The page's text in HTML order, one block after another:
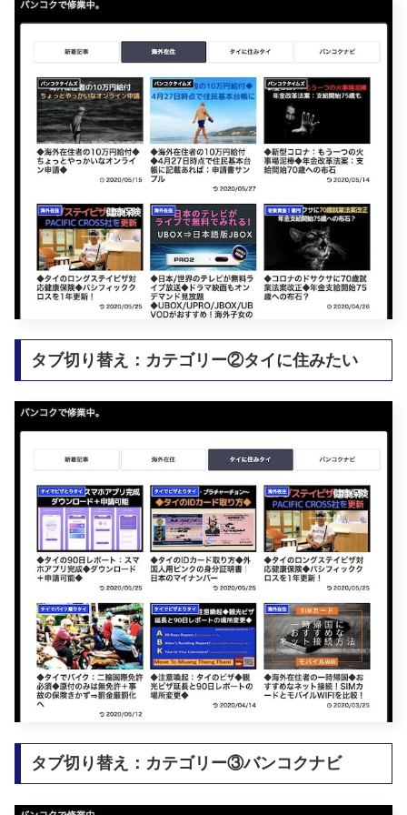
タブ切り替え：カテゴリー②タイに住みたい
タブ切り替え：カテゴリー③バンコクナビ